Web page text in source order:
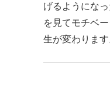
げるようにな
を見てモチベ
生が変わります